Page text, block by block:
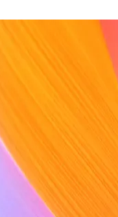
Contacter notre
Part du PIB mondial
Une
proposez des
personnalisez
quel que soit
transactions.